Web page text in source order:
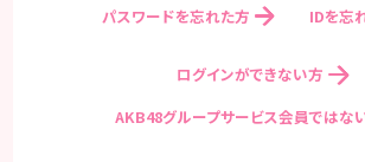
パスワードを忘れた方 IDを忘
ログインができない方
AKB48グループサービス会員ではな